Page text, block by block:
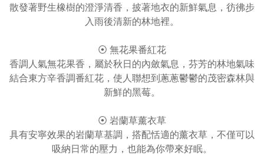
散發著野生橡樹的澄淨清香，披著地衣的新鮮氣息，彷彿步
入雨後清新的林地裡。
⦿ 無花果番紅花
香調人氣無花果香，屬於秋日的內斂氣息，芬芳的林地氣味
結合東方辛香調番紅花，使人聯想到蔥蔥鬱鬱的茂密森林與
新鮮的黑莓。
⦿ 岩蘭草薰衣草
具有安寧效果的岩蘭草基調，搭配恬適的薰衣草，不僅可以
吸納日常的壓力，也能為你帶來好眠。